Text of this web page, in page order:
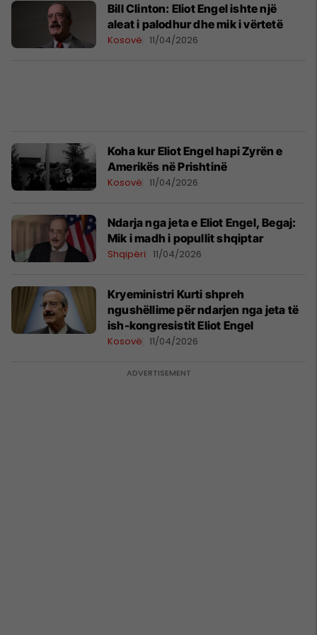
Bill Clinton: Eliot Engel ishte një
aleat i palodhur dhe mik i vërtetë
Kosovë 11/04/2026
Koha kur Eliot Engel hapi Zyrën e
Amerikës në Prishtinë
Kosovë 11/04/2026
Ndarja nga jeta e Eliot Engel, Begaj:
Mik i madh i popullit shqiptar
Shqipëri 11/04/2026
Kryeministri Kurti shpreh
ngushëllime për ndarjen nga jeta të
ish-kongresistit Eliot Engel
Kosovë 11/04/2026